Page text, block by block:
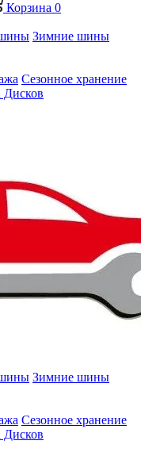
Корзина 0
Зимние шины
Сезонное хранение
Дисков
Зимние шины
Сезонное хранение
Дисков